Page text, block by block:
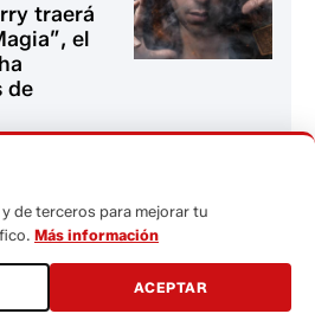
traerá
el
de
de terceros para mejorar tu
Más información
ACEPTAR